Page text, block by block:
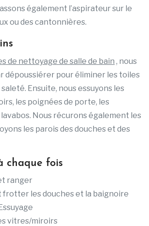
également l’aspirateur sur le
ou des cantonnières.
de nettoyage de salle de bain , nous
dépoussiérer pour éliminer les toiles
Ensuite, nous essuyons les
les poignées de porte, les
Nous récurons également les
les parois des douches et des
chaque fois
ranger
frotter les douches et la baignoire
vitres/miroirs